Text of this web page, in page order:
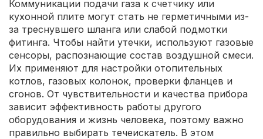
Коммуникации подачи газа к счетчику или
кухонной плите могут стать не герметичными из-
за треснувшего шланга или слабой подмотки
фитинга. Чтобы найти утечки, используют газовые
сенсоры, распознающие состав воздушной смеси.
Их применяют для настройки отопительных
котлов, газовых колонок, проверки фланцев и
сгонов. От чувствительности и качества прибора
зависит эффективность работы другого
оборудования и жизнь человека, поэтому важно
правильно выбирать течеискатель. В этом